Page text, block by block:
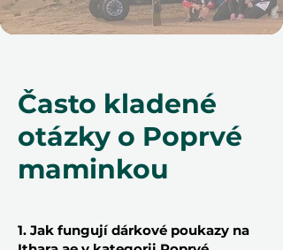
Často kladené
otázky o Poprvé
maminkou
1. Jak fungují dárkové poukazy na